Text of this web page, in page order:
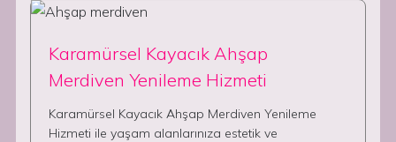
Karamürsel Kayacık Ahşap
Merdiven Yenileme Hizmeti
Karamürsel Kayacık Ahşap Merdiven Yenileme
Hizmeti ile yaşam alanlarınıza estetik ve